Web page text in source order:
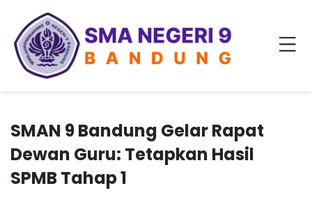
SMAN 9 Bandung Gelar Rapat
Dewan Guru: Tetapkan Hasil
SPMB Tahap 1